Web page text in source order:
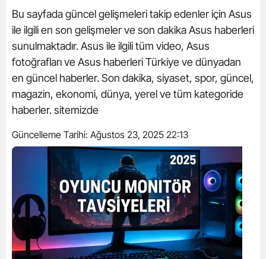
Bu sayfada güncel gelişmeleri takip edenler için Asus
ile ilgili en son gelişmeler ve son dakika Asus haberleri
sunulmaktadır. Asus ile ilgili tüm video, Asus
fotoğrafları ve Asus haberleri Türkiye ve dünyadan
en güncel haberler. Son dakika, siyaset, spor, güncel,
magazin, ekonomi, dünya, yerel ve tüm kategoride
haberler. sitemizde
Güncelleme Tarihi: Ağustos 23, 2025 22:13